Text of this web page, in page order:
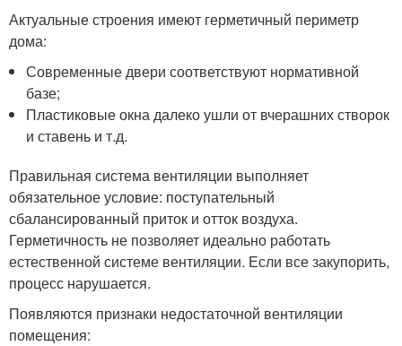
Актуальные строения имеют герметичный периметр
дома:
Современные двери соответствуют нормативной
базе;
Пластиковые окна далеко ушли от вчерашних створок
и ставень и т.д.
Правильная система вентиляции выполняет
обязательное условие: поступательный
сбалансированный приток и отток воздуха.
Герметичность не позволяет идеально работать
естественной системе вентиляции. Если все закупорить,
процесс нарушается.
Появляются признаки недостаточной вентиляции
помещения: